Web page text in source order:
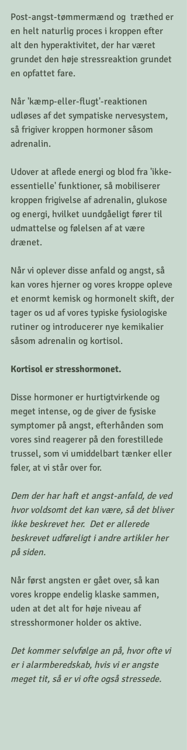
Post-angst-tømmermænd og  træthed er
en helt naturlig proces i kroppen efter
alt den hyperaktivitet, der har været
grundet den høje stressreaktion grundet
en opfattet fare.
Når 'kæmp-eller-flugt'-reaktionen
udløses af det sympatiske nervesystem,
så frigiver kroppen hormoner såsom
adrenalin.
Udover at aflede energi og blod fra 'ikke-
essentielle' funktioner, så mobiliserer
kroppen frigivelse af adrenalin, glukose
og energi, hvilket uundgåeligt fører til
udmattelse og følelsen af at være
drænet.
Når vi oplever disse anfald og angst, så
kan vores hjerner og vores kroppe opleve
et enormt kemisk og hormonelt skift, der
tager os ud af vores typiske fysiologiske
rutiner og introducerer nye kemikalier
såsom adrenalin og kortisol.
Kortisol er stresshormonet.
Disse hormoner er hurtigtvirkende og
meget intense, og de giver de fysiske
symptomer på angst, efterhånden som
vores sind reagerer på den forestillede
trussel, som vi umiddelbart tænker eller
føler, at vi står over for.
Dem der har haft et angst-anfald, de ved
hvor voldsomt det kan være, så det bliver
ikke beskrevet her.  Det er allerede
beskrevet udføreligt i andre artikler her
på siden.
Når først angsten er gået over, så kan
vores kroppe endelig klaske sammen,
uden at det alt for høje niveau af
stresshormoner holder os aktive.
Det kommer selvfølge an på, hvor ofte vi
er i alarmberedskab, hvis vi er angste
meget tit, så er vi ofte også stressede.